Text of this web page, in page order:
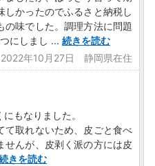
しかったのでふるさと納税し
の味でした。調理方法に問題
にしまし ... 続きを読む
2022年10月27日 静岡県在住
もなりました。
て取れないため、皮ごと食べ
せんが、皮剥く派の方には皮
きを読む